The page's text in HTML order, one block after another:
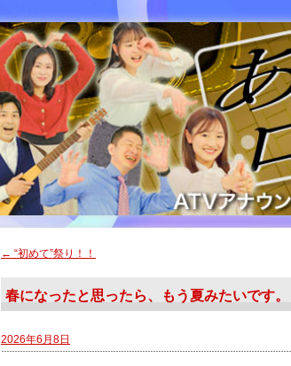
← “初めて”祭り！！
春になったと思ったら、もう夏みたいです。
2026年6月8日